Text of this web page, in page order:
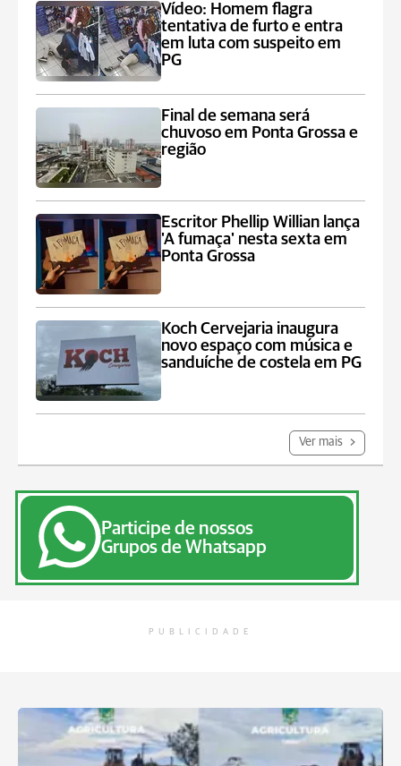
Vídeo: Homem flagra
tentativa de furto e entra
em luta com suspeito em
PG
Final de semana será
chuvoso em Ponta Grossa e
região
Escritor Phellip Willian lança
'A fumaça' nesta sexta em
Ponta Grossa
Koch Cervejaria inaugura
novo espaço com música e
sanduíche de costela em PG
Ver mais
Participe de nossos
Grupos de Whatsapp
PUBLICIDADE